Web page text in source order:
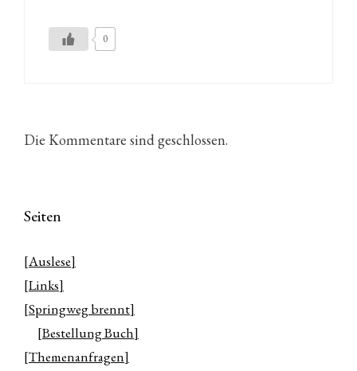
0
Die Kommentare sind geschlossen.
Seiten
[Auslese]
[Links]
[Springweg brennt]
[Bestellung Buch]
[Themenanfragen]